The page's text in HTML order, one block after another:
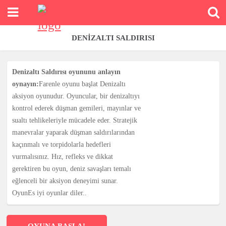
DENIZALTI SALDIRISI
Denizaltı Saldırısı oyununu anlayın
oynayın:Farenle oyunu başlat Denizaltı
aksiyon oyunudur. Oyuncular, bir denizaltıyı
kontrol ederek düşman gemileri, mayınlar ve
sualtı tehlikeleriyle mücadele eder. Stratejik
manevralar yaparak düşman saldırılarından
kaçınmalı ve torpidolarla hedefleri
vurmalısınız. Hız, refleks ve dikkat
gerektiren bu oyun, deniz savaşları temalı
eğlenceli bir aksiyon deneyimi sunar.
OyunEs iyi oyunlar diler..